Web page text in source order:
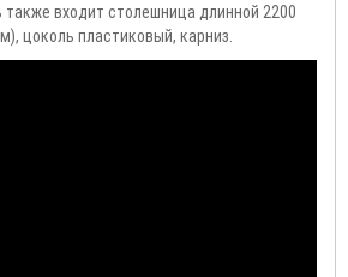
входит столешница длинной 2200
цоколь пластиковый, карниз.